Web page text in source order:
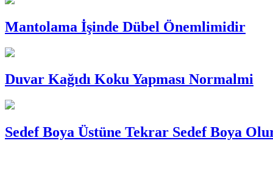
Mantolama İşinde Dübel Önemlimidir
Duvar Kağıdı Koku Yapması Normalmi
Sedef Boya Üstüne Tekrar Sedef Boya